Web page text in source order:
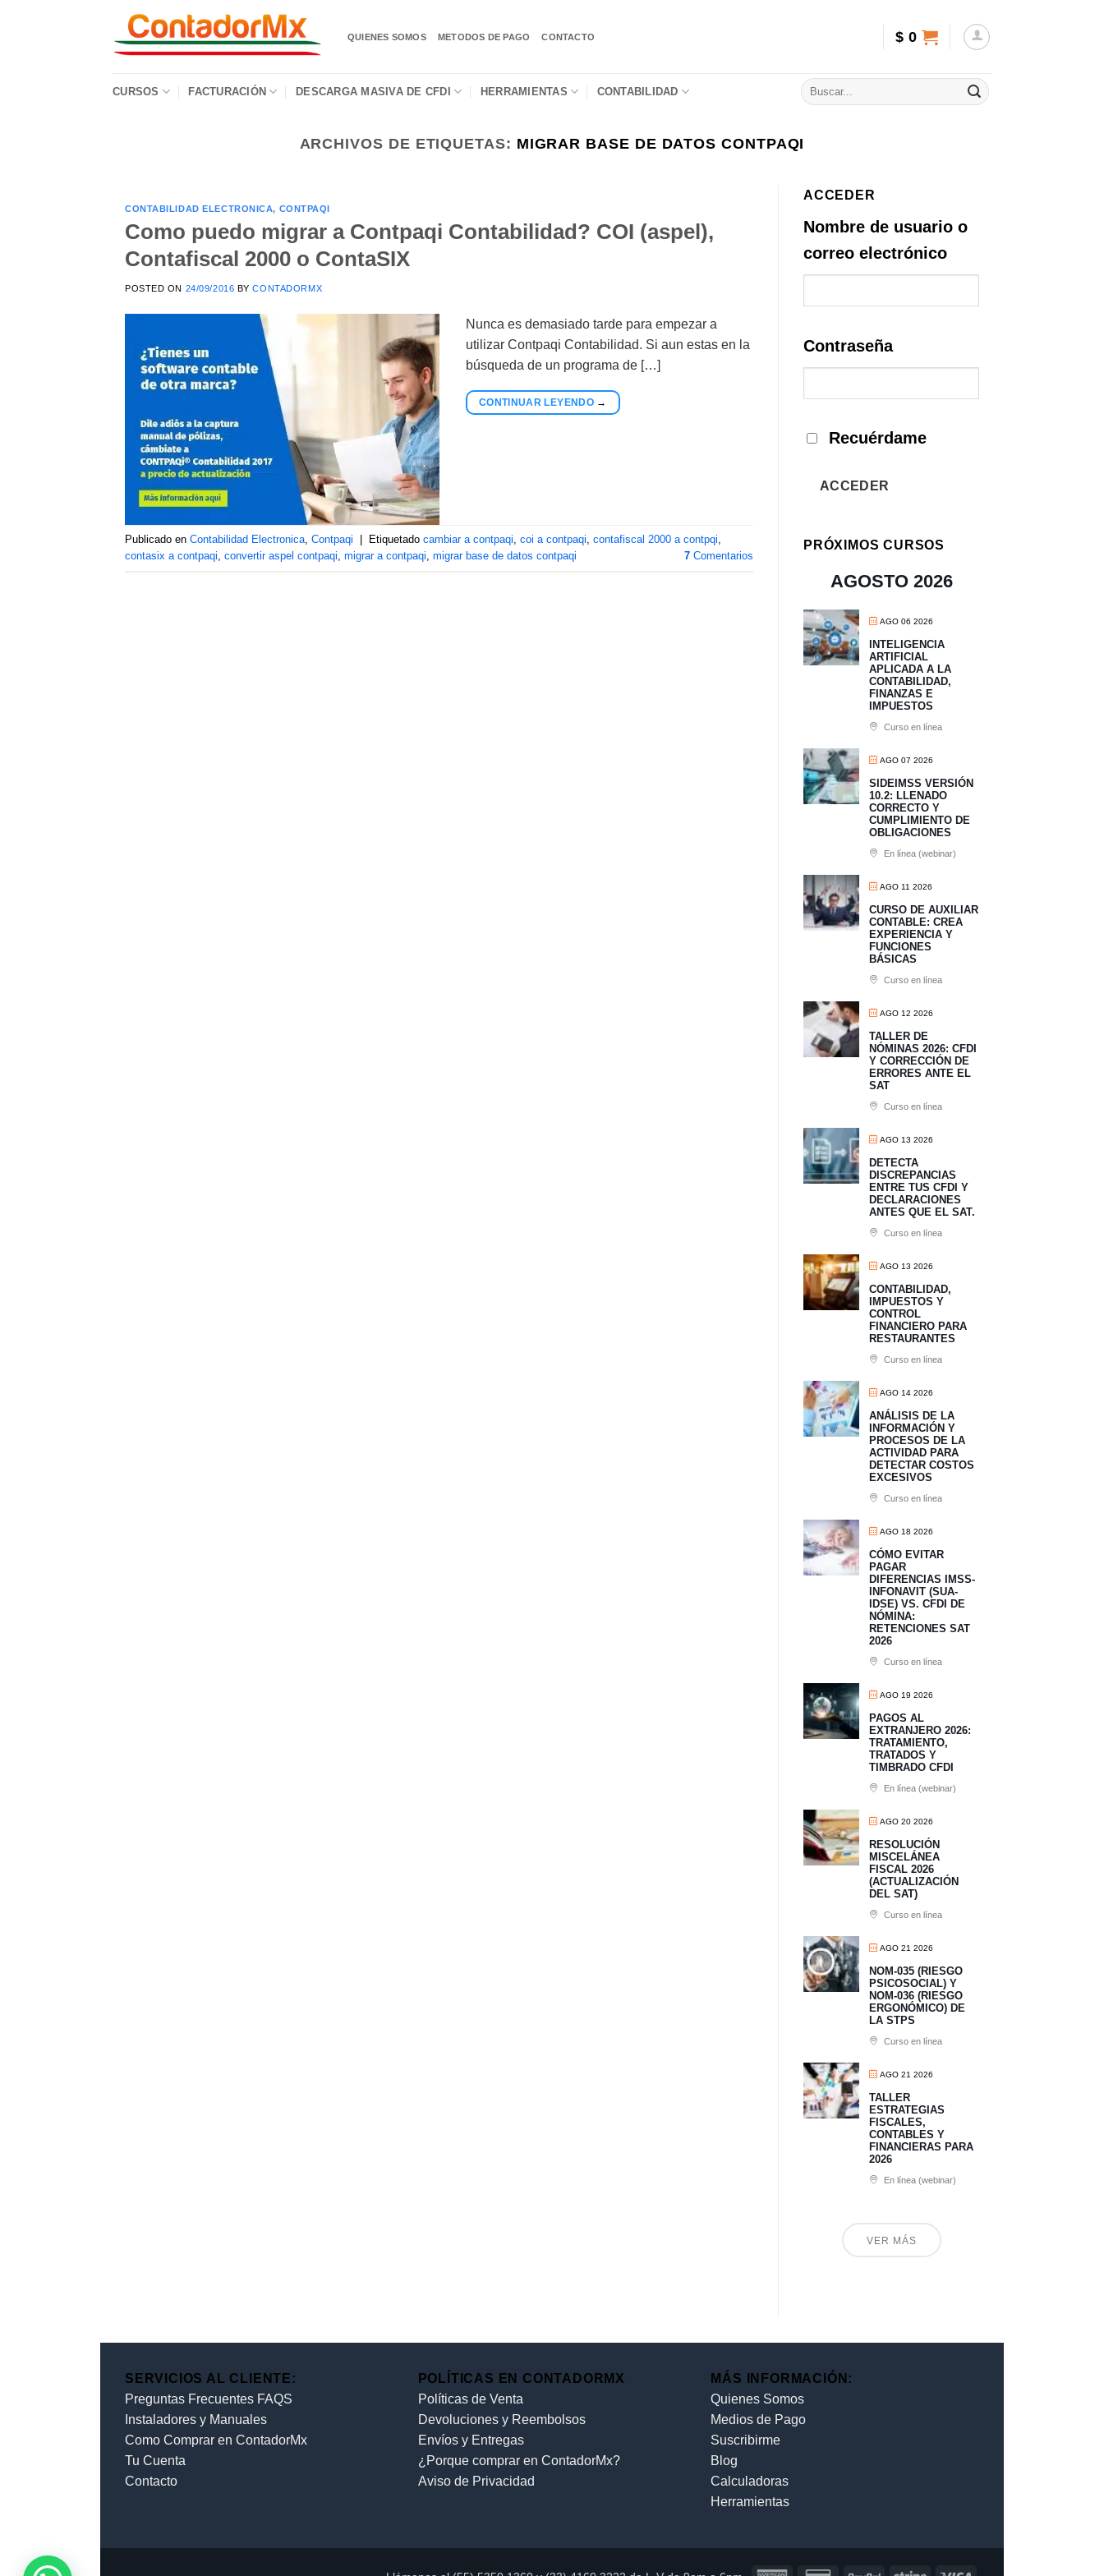
QUIENES SOMOS METODOS DE PAGO CONTACTO $ 0
CURSOS FACTURACIÓN DESCARGA MASIVA DE CFDI HERRAMIENTAS CONTABILIDAD
ARCHIVOS DE ETIQUETAS: MIGRAR BASE DE DATOS CONTPAQI
CONTABILIDAD ELECTRONICA, CONTPAQI
Como puedo migrar a Contpaqi Contabilidad? COI (aspel),
Contafiscal 2000 o ContaSIX
POSTED ON 24/09/2016 BYCONTADORMX
Nunca es demasiado tarde para empezar a
utilizar Contpaqi Contabilidad. Si aun estas en la
búsqueda de un programa de […]
CONTINUAR LEYENDO →
Publicado en Contabilidad Electronica Contpaqi Etiquetado cambiar a contpaqi coi a contpaqi contafiscal 2000 a contpqi
contasix a contpaqi convertir aspel contpaqi migrar a contpaqi migrar base de datos contpaqi 7 Comentarios
ACCEDER
Nombre de usuario o
correo electrónico
Contraseña
Recuérdame
ACCEDER
PRÓXIMOS CURSOS
AGOSTO 2026
AGO 06 2026
INTELIGENCIA
ARTIFICIAL
APLICADA A LA
CONTABILIDAD,
FINANZAS E
IMPUESTOS
Curso en línea
AGO 07 2026
SIDEIMSS VERSIÓN
10.2: LLENADO
CORRECTO Y
CUMPLIMIENTO DE
OBLIGACIONES
En línea (webinar)
AGO 11 2026
CURSO DE AUXILIAR
CONTABLE: CREA
EXPERIENCIA Y
FUNCIONES
BÁSICAS
Curso en línea
AGO 12 2026
TALLER DE
NÓMINAS 2026: CFDI
Y CORRECCIÓN DE
ERRORES ANTE EL
SAT
Curso en línea
AGO 13 2026
​DETECTA
DISCREPANCIAS
ENTRE TUS CFDI Y
DECLARACIONES
ANTES QUE EL SAT.
Curso en línea
AGO 13 2026
CONTABILIDAD,
IMPUESTOS Y
CONTROL
FINANCIERO PARA
RESTAURANTES
Curso en línea
AGO 14 2026
ANÁLISIS DE LA
INFORMACIÓN Y
PROCESOS DE LA
ACTIVIDAD PARA
DETECTAR COSTOS
EXCESIVOS
Curso en línea
AGO 18 2026
CÓMO EVITAR
PAGAR
DIFERENCIAS IMSS-
INFONAVIT (SUA-
IDSE) VS. CFDI DE
NÓMINA:
RETENCIONES SAT
2026
Curso en línea
AGO 19 2026
PAGOS AL
EXTRANJERO 2026:
TRATAMIENTO,
TRATADOS Y
TIMBRADO CFDI
En línea (webinar)
AGO 20 2026
RESOLUCIÓN
MISCELÁNEA
FISCAL 2026
(ACTUALIZACIÓN
DEL SAT)
Curso en línea
AGO 21 2026
NOM-035 (RIESGO
PSICOSOCIAL) Y
NOM-036 (RIESGO
ERGONÓMICO) DE
LA STPS
Curso en línea
AGO 21 2026
TALLER
ESTRATEGIAS
FISCALES,
CONTABLES Y
FINANCIERAS PARA
2026
En línea (webinar)
VER MÁS
SERVICIOS AL CLIENTE:
Preguntas Frecuentes FAQS
Instaladores y Manuales
Como Comprar en ContadorMx
Tu Cuenta
Contacto
POLÍTICAS EN CONTADORMX
Políticas de Venta
Devoluciones y Reembolsos
Envíos y Entregas
¿Porque comprar en ContadorMx?
Aviso de Privacidad
MÁS INFORMACIÓN:
Quienes Somos
Medios de Pago
Suscribirme
Blog
Calculadoras
Herramientas